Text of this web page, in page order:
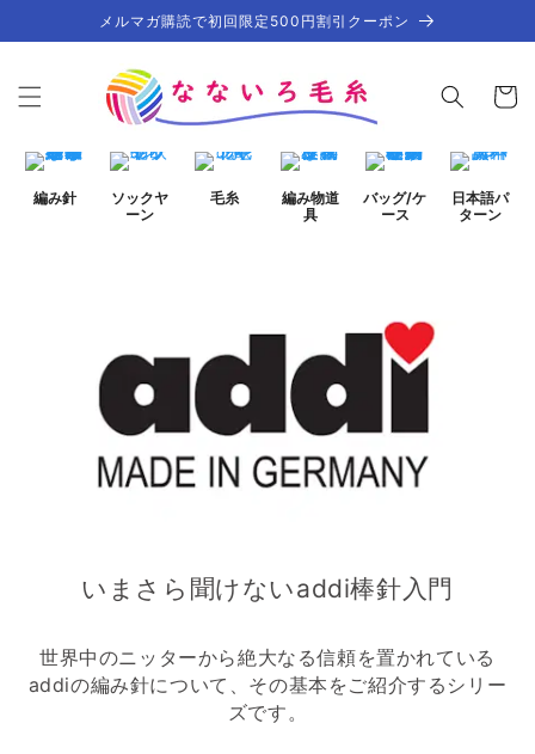
進む
メルマガ購読で初回限定500円割引クーポン
ー
編み針
ソックヤ
ーン
毛糸
編み物道
具
バッグ/ケ
ース
日本語パ
ターン
いまさら聞けないaddi棒針入門
世界中のニッターから絶大なる信頼を置かれている
addiの編み針について、その基本をご紹介するシリー
ズです。